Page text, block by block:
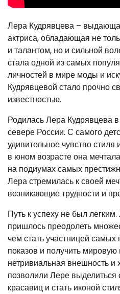
Лера Кудрявцева –
актриса, обладающая не
и талантом, но и сильной
стала одной из самых
личностей в мире моды и
Кудрявцевой стало прочно
известностью.
Родилась Лера Кудрявцева
севере России. С самого
удивительное чувство стиля
в юном возрасте она
на подиумах самых
Лера стремилась к своей
возникающие трудности и
Путь к успеху не был
пришлось преодолеть
чем стать участницей
показов и получить мировую
нетривиальная внешность и
позволили Лере
красавиц и стать иконой